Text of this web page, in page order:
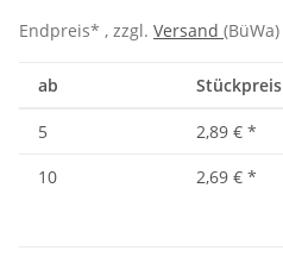
Endpreis* , zzgl. Versand (BüWa)
ab Stückpreis
5 2,89 € *
10
2,69 € *